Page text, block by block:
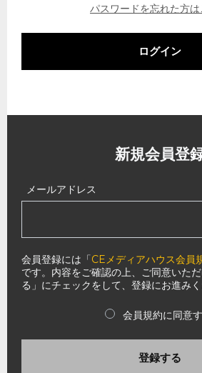
パスワードを忘れた方は
ログイン
新規会員登
メールアドレス
会員登録には「CEメディアハウス会員
です。内容をご確認の上、ご同意いた
る」にチェックをして、登録にお進みく
会員規約に同意
登録する